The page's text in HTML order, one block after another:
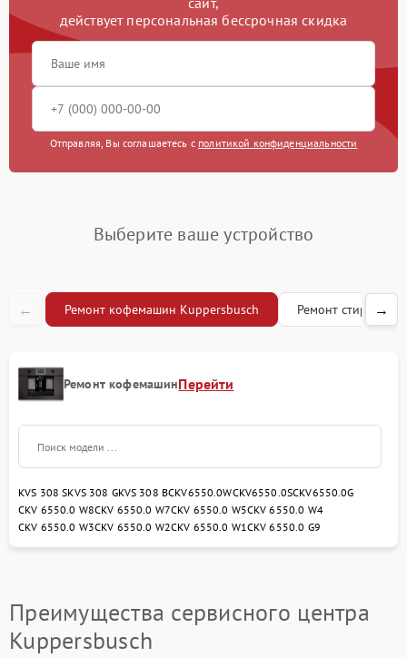
Замена жерновов 1200 рублей
Чистка жиклера 1000 рублей
действует персональная бессрочная скидка
Отправляя, Вы соглашаетесь с политикой конфиденциальности
Выберите ваше устройство
← Ремонт кофемашин Kuppersbusch Ремонт →
Ремонт кофемашинПерейти
KVS 308 SKVS 308 GKVS 308 BCKV6550.0WCKV6550.0SCKV6550.0G
CKV 6550.0 W8CKV 6550.0 W7CKV 6550.0 W5CKV 6550.0 W4
CKV 6550.0 W3CKV 6550.0 W2CKV 6550.0 W1CKV 6550.0 G9
Преимущества сервисного центра
Kuppersbusch